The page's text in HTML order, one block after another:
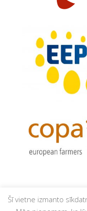
Šī vietne izmanto